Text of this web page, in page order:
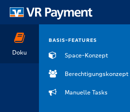
Doku
BASIS-FEATURES
Space-Konzept
Berechtigungskonzept
Manuelle Tasks